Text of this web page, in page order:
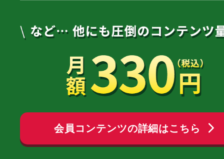
会員コンテンツの詳細はこちら